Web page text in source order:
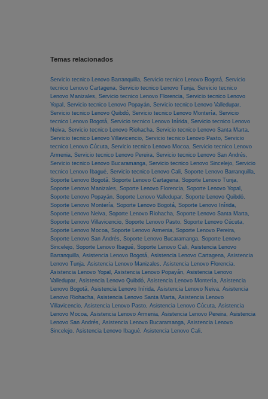
Temas relacionados
Servicio tecnico Lenovo Barranquilla, Servicio tecnico Lenovo Bogotá, Servicio
tecnico Lenovo Cartagena, Servicio tecnico Lenovo Tunja, Servicio tecnico
Lenovo Manizales, Servicio tecnico Lenovo Florencia, Servicio tecnico Lenovo
Yopal, Servicio tecnico Lenovo Popayán, Servicio tecnico Lenovo Valledupar,
Servicio tecnico Lenovo Quibdó, Servicio tecnico Lenovo Montería, Servicio
tecnico Lenovo Bogotá, Servicio tecnico Lenovo Inírida, Servicio tecnico Lenovo
Neiva, Servicio tecnico Lenovo Riohacha, Servicio tecnico Lenovo Santa Marta,
Servicio tecnico Lenovo Villavicencio, Servicio tecnico Lenovo Pasto, Servicio
tecnico Lenovo Cúcuta, Servicio tecnico Lenovo Mocoa, Servicio tecnico Lenovo
Armenia, Servicio tecnico Lenovo Pereira, Servicio tecnico Lenovo San Andrés,
Servicio tecnico Lenovo Bucaramanga, Servicio tecnico Lenovo Sincelejo, Servicio
tecnico Lenovo Ibagué, Servicio tecnico Lenovo Cali, Soporte Lenovo Barranquilla,
Soporte Lenovo Bogotá, Soporte Lenovo Cartagena, Soporte Lenovo Tunja,
Soporte Lenovo Manizales, Soporte Lenovo Florencia, Soporte Lenovo Yopal,
Soporte Lenovo Popayán, Soporte Lenovo Valledupar, Soporte Lenovo Quibdó,
Soporte Lenovo Montería, Soporte Lenovo Bogotá, Soporte Lenovo Inírida,
Soporte Lenovo Neiva, Soporte Lenovo Riohacha, Soporte Lenovo Santa Marta,
Soporte Lenovo Villavicencio, Soporte Lenovo Pasto, Soporte Lenovo Cúcuta,
Soporte Lenovo Mocoa, Soporte Lenovo Armenia, Soporte Lenovo Pereira,
Soporte Lenovo San Andrés, Soporte Lenovo Bucaramanga, Soporte Lenovo
Sincelejo, Soporte Lenovo Ibagué, Soporte Lenovo Cali, Asistencia Lenovo
Barranquilla, Asistencia Lenovo Bogotá, Asistencia Lenovo Cartagena, Asistencia
Lenovo Tunja, Asistencia Lenovo Manizales, Asistencia Lenovo Florencia,
Asistencia Lenovo Yopal, Asistencia Lenovo Popayán, Asistencia Lenovo
Valledupar, Asistencia Lenovo Quibdó, Asistencia Lenovo Montería, Asistencia
Lenovo Bogotá, Asistencia Lenovo Inírida, Asistencia Lenovo Neiva, Asistencia
Lenovo Riohacha, Asistencia Lenovo Santa Marta, Asistencia Lenovo
Villavicencio, Asistencia Lenovo Pasto, Asistencia Lenovo Cúcuta, Asistencia
Lenovo Mocoa, Asistencia Lenovo Armenia, Asistencia Lenovo Pereira, Asistencia
Lenovo San Andrés, Asistencia Lenovo Bucaramanga, Asistencia Lenovo
Sincelejo, Asistencia Lenovo Ibagué, Asistencia Lenovo Cali,